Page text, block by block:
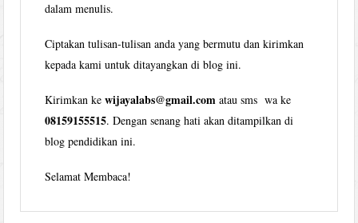
dalam menulis.
Ciptakan tulisan-tulisan anda yang bermutu dan kirimkan
kepada kami untuk ditayangkan di blog ini.
Kirimkan kewijayalabs@gmail.com atau sms wa ke
08159155515. Dengan senang hati akan ditampilkan di
blog pendidikan ini.
Selamat Membaca!